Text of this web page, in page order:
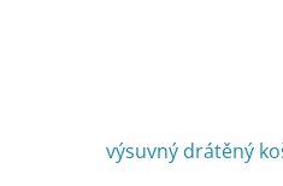
výsuvný drátěný